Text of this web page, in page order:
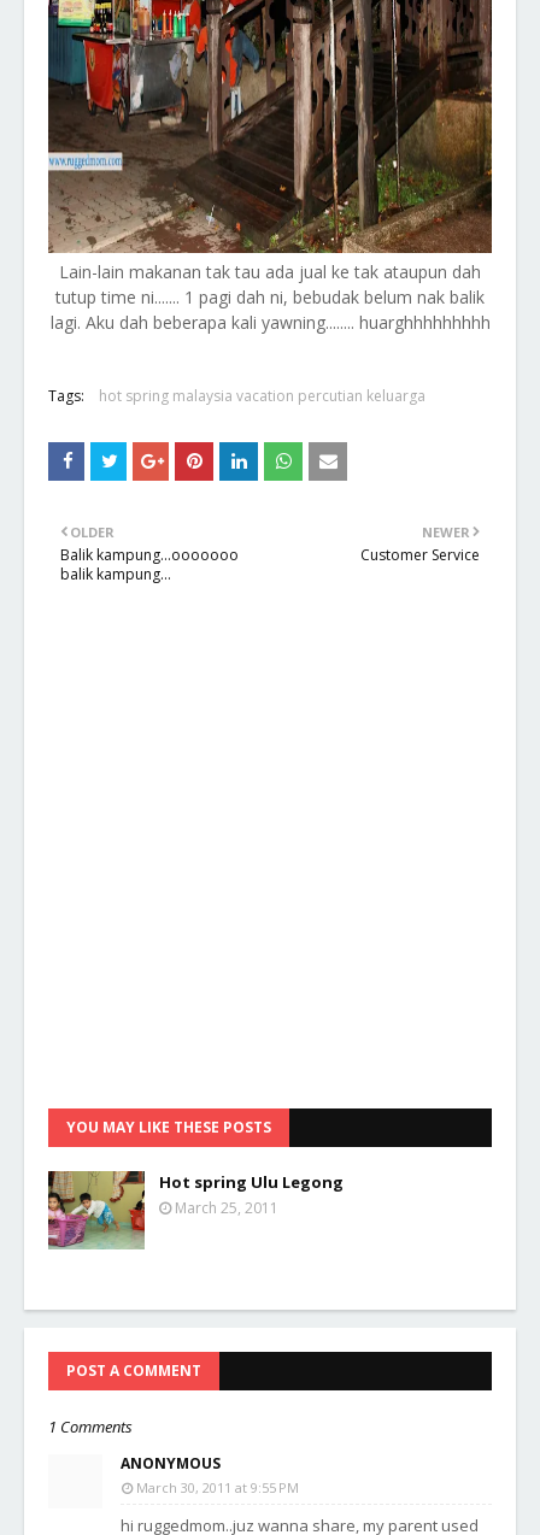
Lain-lain makanan tak tau ada jual ke tak ataupun dah
tutup time ni....... 1 pagi dah ni, bebudak belum nak balik
lagi. Aku dah beberapa kali yawning........ huarghhhhhhhhh
Tags: hot spring malaysia vacation percutian keluarga
NEWER
Customer Service
OLDER
Balik kampung...ooooooo
balik kampung...
YOU MAY LIKE THESE POSTS
Hot spring Ulu Legong
March 25, 2011
POST A COMMENT
1 Comments
ANONYMOUS
March 30, 2011 at 9:55 PM
hi ruggedmom..juz wanna share, my parent used